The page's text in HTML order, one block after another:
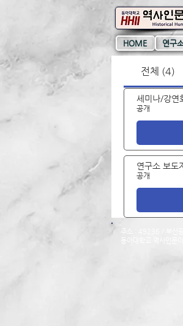
HOME 연구
전체 (4)
세미나/강연
공개
연구소 보도
공개
주소 : 49236 / 부산
동아대학교 역사인